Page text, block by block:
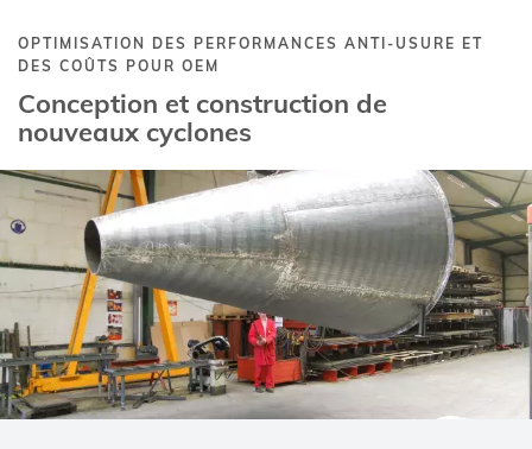
OPTIMISATION DES PERFORMANCES ANTI-USURE ET
DES COÛTS POUR OEM
Conception et construction de
nouveaux cyclones